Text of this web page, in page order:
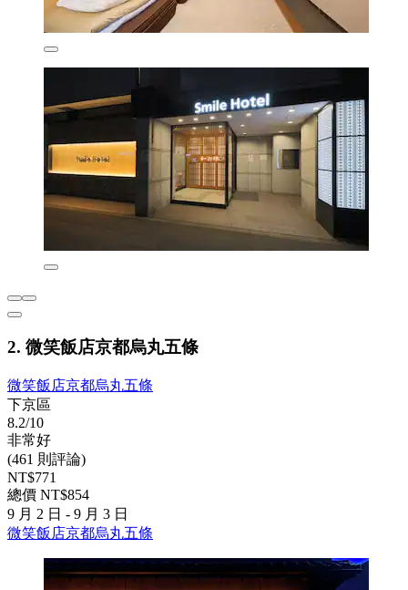
2. 微笑飯店京都烏丸五條
微笑飯店京都烏丸五條
下京區
8.2/10
非常好
(461 則評論)
NT$771
總價 NT$854
9 月 2 日 - 9 月 3 日
微笑飯店京都烏丸五條